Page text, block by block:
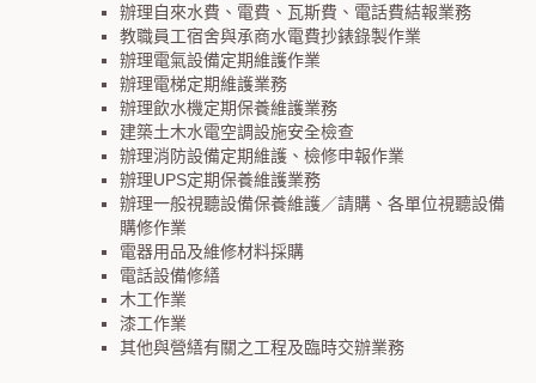
辦理自來水費、電費、瓦斯費、電話費結報業務
教職員工宿舍與承商水電費抄錶錄製作業
辦理電氣設備定期維護作業
辦理電梯定期維護業務
辦理飲水機定期保養維護業務
建築土木水電空調設施安全檢查
辦理消防設備定期維護、檢修申報作業
辦理UPS定期保養維護業務
辦理一般視聽設備保養維護／請購、各單位視聽設備
購修作業
電器用品及維修材料採購
電話設備修繕
木工作業
漆工作業
其他與營繕有關之工程及臨時交辦業務